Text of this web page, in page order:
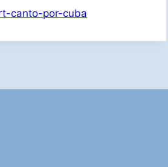
canto-por-cuba